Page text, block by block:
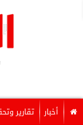
أخبار تقارير